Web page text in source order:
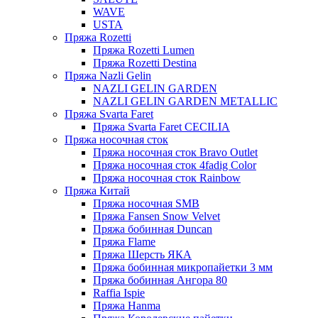
WAVE
USTA
Пряжа Rozetti
Пряжа Rozetti Lumen
Пряжа Rozetti Destina
Пряжа Nazli Gelin
NAZLI GELIN GARDEN
NAZLI GELIN GARDEN METALLIC
Пряжа Svarta Faret
Пряжа Svarta Faret CECILIA
Пряжа носочная сток
Пряжа носочная сток Bravo Outlet
Пряжа носочная сток 4fadig Color
Пряжа носочная сток Rainbow
Пряжа Китай
Пряжа носочная SMB
Пряжа Fansen Snow Velvet
Пряжа бобинная Duncan
Пряжа Flame
Пряжа Шерсть ЯКА
Пряжа бобинная микропайетки 3 мм
Пряжа бобинная Ангора 80
Raffia Ispie
Пряжа Hanma